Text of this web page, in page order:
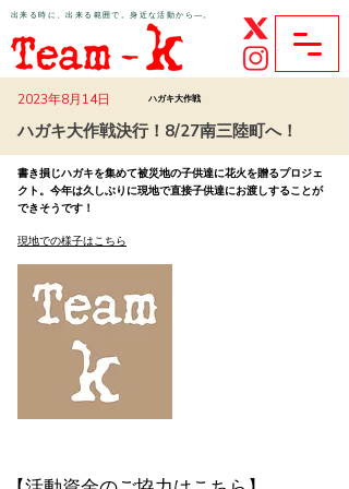
ボランティア団体Team-K公式サイト
​出来る時に、出来る範囲で。身近な活動から―。
ハガキ大作戦決行！8/27南三陸町へ！
2023年8月14日 ハガキ大作戦
書き損じハガキを集めて被災地の子供達に花火を贈るプロジェ
クト。今年は久しぶりに現地で直接子供達にお渡しすることが
できそうです！
現地での様子はこちら